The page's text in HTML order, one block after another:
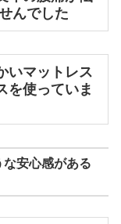
んでした
いマットレス
を使っていま
安心感がある